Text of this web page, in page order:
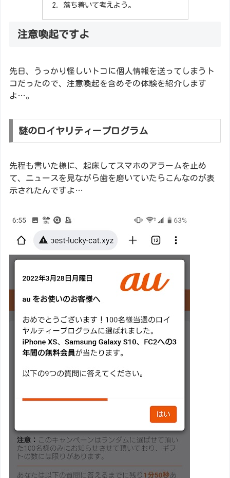
落ち着いて考えよう。
注意喚起ですよ
先日、うっかり怪しいトコに個人情報を送ってしまうト
コだったので、注意喚起を含めその体験を紹介します
よ…。
謎のロイヤリティープログラム
先程も書いた様に、起床してスマホのアラームを止め
て、ニュースを見ながら歯を磨いていたらこんなのが表
示されたんですよ…